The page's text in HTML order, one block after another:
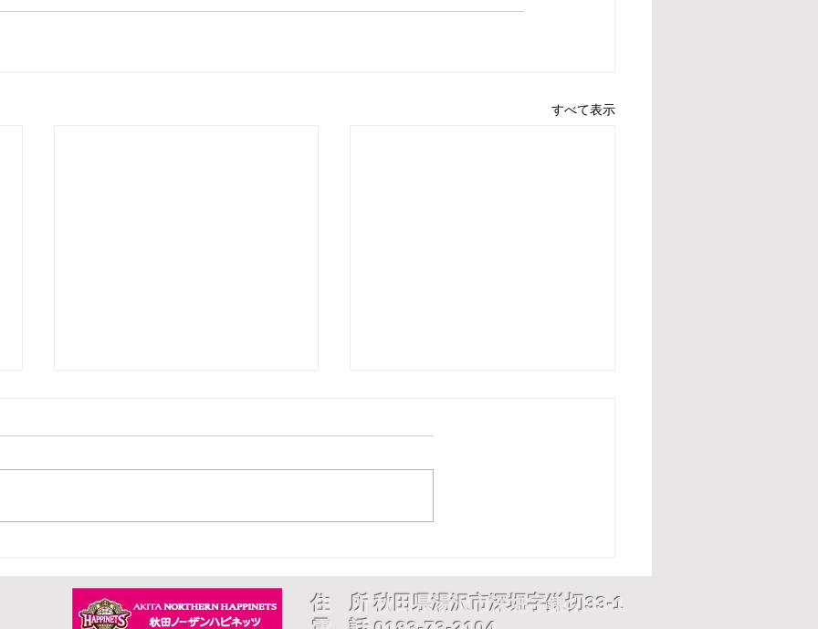
すべて表示
秋ノ宮殿上現場竣工！
住 所 秋田県湯沢市深堀字鎌切33-1